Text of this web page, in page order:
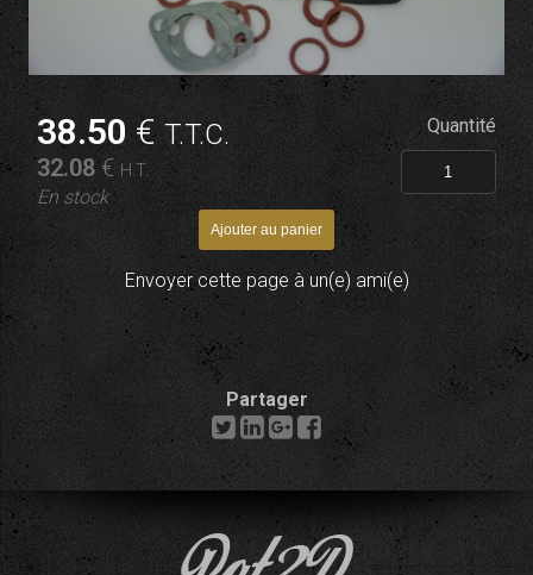
38.50 €T.T.C.
32.08€ H.T.
En stock
Quantité
Envoyer cette page à un(e) ami(e)
Partager